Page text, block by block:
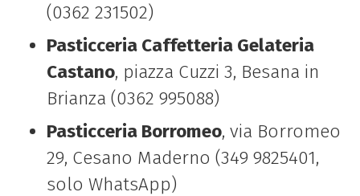
(0362 231502)
Pasticceria Caffetteria Gelateria
Castano, piazza Cuzzi 3, Besana in
Brianza (0362 995088)
Pasticceria Borromeo, via Borromeo
29, Cesano Maderno (349 9825401,
solo WhatsApp)